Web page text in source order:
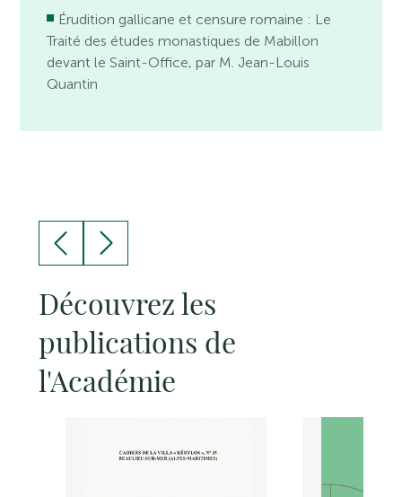
Érudition gallicane et censure romaine : Le
Traité des études monastiques de Mabillon
devant le Saint-Office, par M. Jean-Louis
Quantin
Découvrez les
publications de
l'Académie